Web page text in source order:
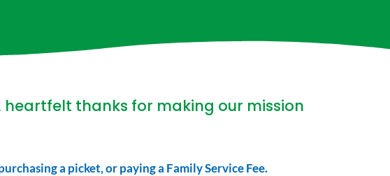
heartfelt thanks for making our mission
a picket, or paying a Family Service Fee.